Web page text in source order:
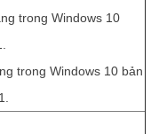
trong Windows 10
trong Windows 10 bản